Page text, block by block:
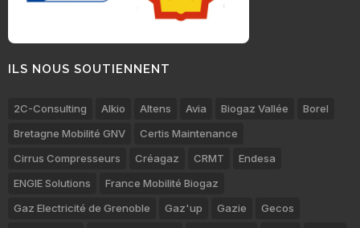
ILS NOUS SOUTIENNENT
2C-Consulting Alkio Altens Avia Biogaz Vallée
Borel
Bretagne Mobilité GNV
Certis Maintenance
Cirrus Compresseurs
Créagaz CRMT
Endesa
ENGIE Solutions
France Mobilité Biogaz
Gaz Electricité de Grenoble
Gaz'up Gazie
Gecos